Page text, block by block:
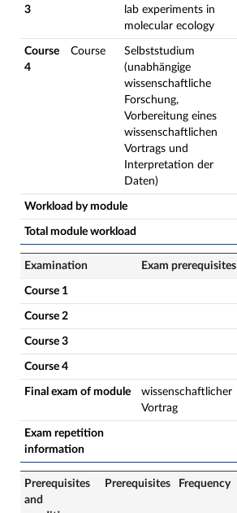
3
lab experiments in
molecular ecology
Course
4
Course
Selbststudium
(unabhängige
wissenschaftliche
Forschung,
Vorbereitung eines
wissenschaftlichen
Vortrags und
Interpretation der
Daten)
Workload by module
Total module workload
Examination Exam prerequisites
Course 1
Course 2
Course 3
Course 4
Final exam of module
wissenschaftlicher
Vortrag
Exam repetition
information
Prerequisites
and
Prerequisites Frequency